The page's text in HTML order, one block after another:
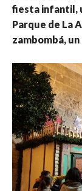
fiesta infantil,
Parque de La
zambombá,